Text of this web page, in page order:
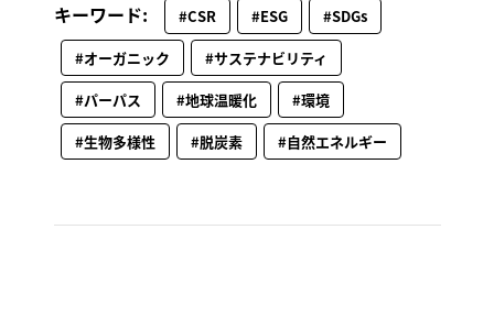
キーワード: #CSR #ESG
#SDGs
#オーガニック
#サステナビリティ
#パーパス
#地球温暖化
#環境
#生物多様性
#脱炭素 #自然エネルギー